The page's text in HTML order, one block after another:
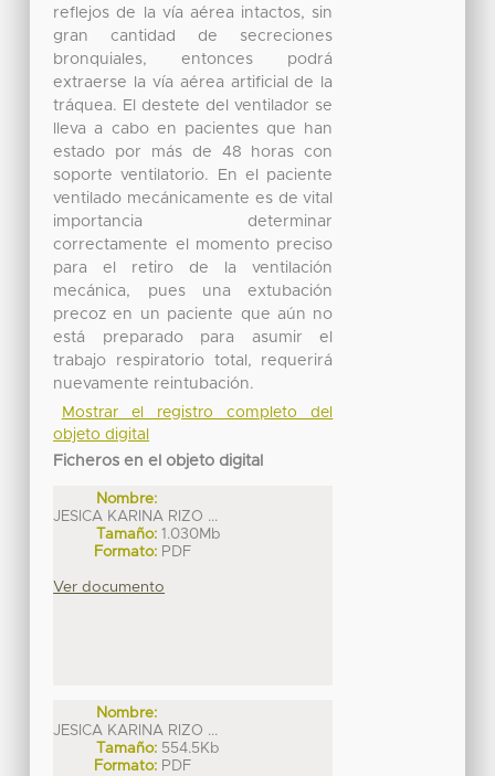
reflejos de la vía aérea intactos, sin
gran cantidad de secreciones
bronquiales, entonces podrá
extraerse la vía aérea artificial de la
tráquea. El destete del ventilador se
lleva a cabo en pacientes que han
estado por más de 48 horas con
soporte ventilatorio. En el paciente
ventilado mecánicamente es de vital
importancia determinar
correctamente el momento preciso
para el retiro de la ventilación
mecánica, pues una extubación
precoz en un paciente que aún no
está preparado para asumir el
trabajo respiratorio total, requerirá
nuevamente reintubación.
Mostrar el registro completo del
objeto digital
Ficheros en el objeto digital
Nombre:
JESICA KARINA RIZO ...
Tamaño: 1.030Mb
Formato: PDF
Ver documento
Nombre:
JESICA KARINA RIZO ...
Tamaño: 554.5Kb
Formato: PDF